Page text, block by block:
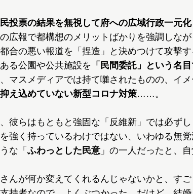
投票の結果を無視して府への広域行政一元
広報で都構想のメリットばかりを強調しな
合の悪い報道を「捏造」と決めつけて攻撃
る公園や公共施設を 「民間委託」という名
マスメディアでは持て囃されたものの、イ
え込めていない新型コロナ対策……。
彼らはもともと強固な「反維新」では必ず
強く持っているわけではない、いわゆる無
な「 ふわっとした民意 」の一人だったと、
さんが何か変えてくれるんじゃないかと、す